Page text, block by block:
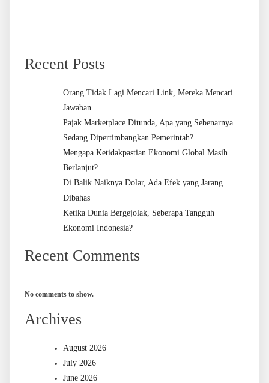
Recent Posts
Orang Tidak Lagi Mencari Link, Mereka Mencari
Jawaban
Pajak Marketplace Ditunda, Apa yang Sebenarnya
Sedang Dipertimbangkan Pemerintah?
Mengapa Ketidakpastian Ekonomi Global Masih
Berlanjut?
Di Balik Naiknya Dolar, Ada Efek yang Jarang
Dibahas
Ketika Dunia Bergejolak, Seberapa Tangguh
Ekonomi Indonesia?
Recent Comments
No comments to show.
Archives
August 2026
July 2026
June 2026